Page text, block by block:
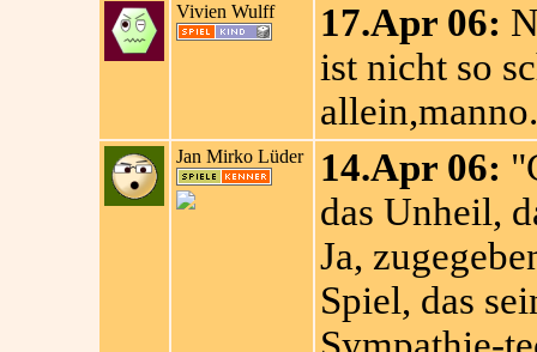
Vivien Wulff 17.Apr 06:
ist nicht so
Jan Mirko Lüder 14.Apr 06:
das Unheil,
Ja,
Spiel, das